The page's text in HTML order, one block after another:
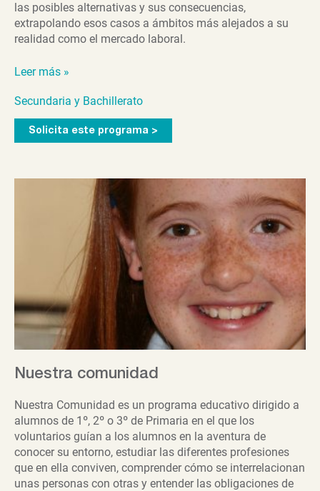
las posibles alternativas y sus consecuencias,
extrapolando esos casos a ámbitos más alejados a su
realidad como el mercado laboral.
Decide
imagina
la
empresa
Leer más »
Secundaria y Bachillerato
Solicita este programa >
Nuestra comunidad
Nuestra Comunidad es un programa educativo dirigido a
alumnos de 1º, 2º o 3º de Primaria en el que los
voluntarios guían a los alumnos en la aventura de
conocer su entorno, estudiar las diferentes profesiones
que en ella conviven, comprender cómo se interrelacionan
unas personas con otras y entender las obligaciones de